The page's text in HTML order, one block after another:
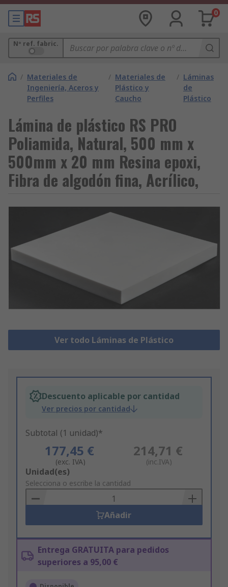
0
Nº ref. fabric.
/ Materiales de
Ingeniería, Aceros y
Perfiles
/ Materiales de
Plástico y
Caucho
/ Láminas
de
Plástico
Lámina de plástico RS PRO
Poliamida, Natural, 500 mm x
500mm x 20 mm Resina epoxi,
Fibra de algodón fina, Acrílico,
Ver todo Láminas de Plástico
Descuento aplicable por cantidad
Ver precios por cantidad
Subtotal (1 unidad)*
177,45 €
(exc. IVA)
214,71 €
(inc.IVA)
Add
to
Basket
Unidad(es)
Selecciona o escribe la cantidad
Añadir
Entrega GRATUITA para pedidos
superiores a 95,00 €